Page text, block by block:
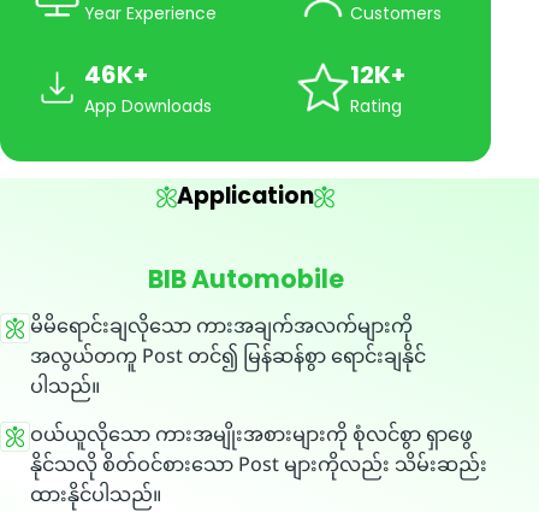
Year Experience Customers
46K+
App Downloads
12K+
Rating
Application
BIB Automobile
မိမိရောင်းချလိုသော ကားအချက်အလက်များကို
အလွယ်တကူ Post တင်၍ မြန်ဆန်စွာ ရောင်းချနိုင်
ပါသည်။
ဝယ်ယူလိုသော ကားအမျိုးအစားများကို စုံလင်စွာ ရှာဖွေ
နိုင်သလို စိတ်ဝင်စားသော Post များကိုလည်း သိမ်းဆည်း
ထားနိုင်ပါသည်။